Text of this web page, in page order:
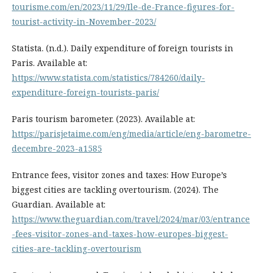
tourisme.com/en/2023/11/29/Ile-de-France-figures-for-
tourist-activity-in-November-2023/
Statista. (n.d.). Daily expenditure of foreign tourists in
Paris. Available at:
https://www.statista.com/statistics/784260/daily-
expenditure-foreign-tourists-paris/
Paris tourism barometer. (2023). Available at:
https://parisjetaime.com/eng/media/article/eng-barometre-
decembre-2023-a1585
Entrance fees, visitor zones and taxes: How Europe’s
biggest cities are tackling overtourism. (2024). The
Guardian. Available at:
https://www.theguardian.com/travel/2024/mar/03/entrance
-fees-visitor-zones-and-taxes-how-europes-biggest-
cities-are-tackling-overtourism